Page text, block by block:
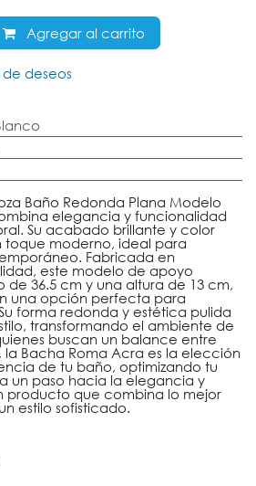
Agregar al carrito
deseos
Baño Redonda Plana Modelo
elegancia y funcionalidad
Su acabado brillante y color
moderno, ideal para
Fabricada en
este modelo de apoyo
de 36.5 cm y una altura de 13 cm,
una opción perfecta para
forma redonda y estética pulida
transformando el ambiente de
buscan un balance entre
Bacha Roma Acra es la elección
de tu baño, optimizando tu
un paso hacia la elegancia y
producto que combina lo mejor
estilo sofisticado.